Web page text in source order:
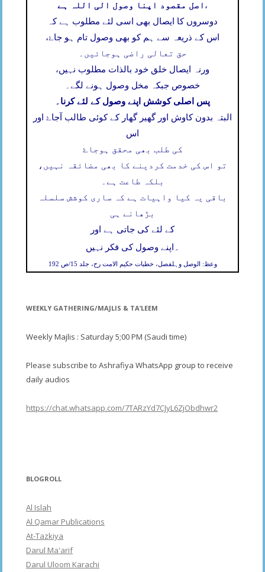
اصل مقصود اپنا وصول الی اللہ ہے ،
دوسروں کا ایصال بھی اسی لئے مطلوب ہے کہ
اس کے ذریعہ سے ہم کو بھی وصول تام ہو جاۓ،
حق تعالی راضی ہوجائیں۔
ورنہ ایصال خلق خود بالذات مطلوب نہیں،
خصوص جبکہ مخل وصول ہونے لگے۔
پس اصلی کوشش اپنے وصول کے لئے کرنا۔
البتہ بدون کاوش اور گھیر گھار کے کوئی طالب آجاۓ اور
اس
کی طلب بھی محقق ہوجاۓ
تو اس کی خدمت کردینے کا بھی مضائقہ نہیں،
بلکہ طاعت ہے۔
باقی یہ کیا واہیات ہے کہ ساری کوشش سلسلہ
بڑھانے ہی
کے لئے کی جاتی ہے اور
اپنے وصول کی فکر نہیں ۔
وعظ: الوصل وہلفصل، خطبات حکیم الامت رح، جلد 15/ص 192
WEEKLY GATHERING/MAJLIS & TA’LEEM
Weekly Majlis : Saturday 5;00 PM (Saudi time)
Please subscribe to Ashrafiya WhatsApp group to receive
daily audios
https://chat.whatsapp.com/7TARzYd7CJyL6ZjObdhwr2
BLOGROLL
Al Islah
Al Qamar Publications
At-Tazkiya
Darul Ma'arif
Darul Uloom Karachi